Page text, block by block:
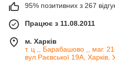
95% позитивних з 267
Працює з 11.08.2011
м. Харків
т. ц ,, Барабашово ,, маг.
вул.Раєвської 19А, Харків,